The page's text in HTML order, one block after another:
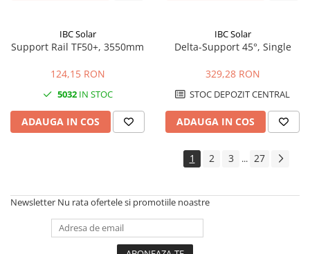
IBC Solar
Support Rail TF50+, 3550mm
124,15 RON
5032IN STOC
ADAUGA IN COS
IBC Solar
Delta-Support 45°, Single
329,28 RON
STOC DEPOZIT CENTRAL
ADAUGA IN COS
1 2 3 ... 27
Newsletter Nu rata ofertele si promotiile noastre